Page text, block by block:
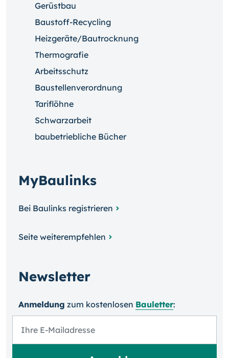
Gerüstbau
Baustoff-Recycling
Heizgeräte/Bautrocknung
Thermografie
Arbeitsschutz
Baustellenverordnung
Tariflöhne
Schwarzarbeit
baubetriebliche Bücher
MyBaulinks
Bei Baulinks registrieren
Seite weiterempfehlen
Newsletter
Anmeldung zum kosten­losen Bauletter: